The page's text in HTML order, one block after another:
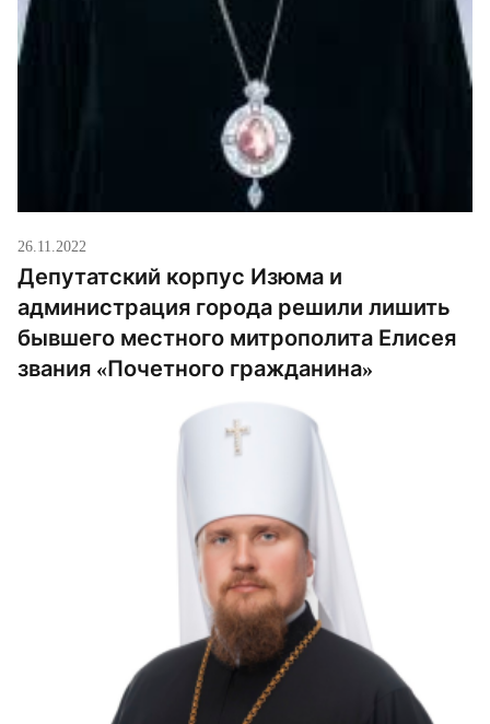
26.11.2022
Депутатский корпус Изюма и
администрация города решили лишить
бывшего местного митрополита Елисея
звания «Почетного гражданина»